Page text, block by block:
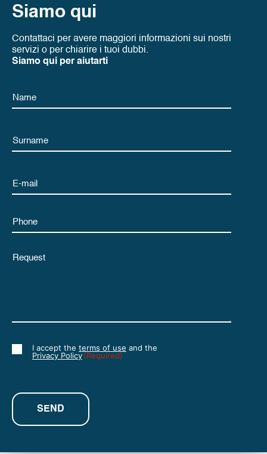
Siamo qui
Contattaci per avere maggiori informazioni sui nostri
servizi o per chiarire i tuoi dubbi.
Siamo qui per aiutarti
Name
Name
Email
Phone
Untitled
Consent
I accept the terms of use and the
Privacy Policy(Required)